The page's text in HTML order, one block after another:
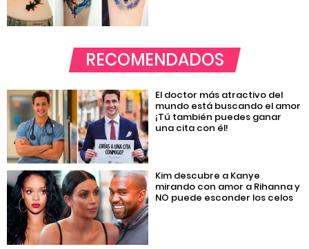
RECOMENDADOS
El doctor más atractivo del
mundo está buscando el amor
¡Tú también puedes ganar
una cita con él!
Kim descubre a Kanye
mirando con amor a Rihanna y
NO puede esconder los celos